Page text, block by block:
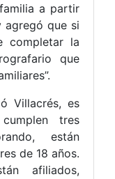
a partir
agregó que si
completar la
que
Villacrés, es
tres
están
de 18 años.
afiliados,